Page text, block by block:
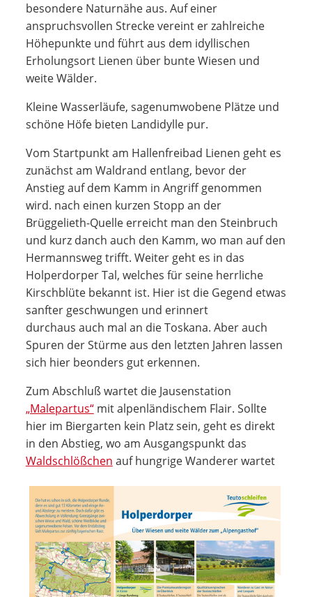
besondere Naturnähe aus. Auf einer
anspruchsvollen Strecke vereint er zahlreiche
Höhepunkte und führt aus dem idyllischen
Erholungsort Lienen über bunte Wiesen und
weite Wälder.
Kleine Wasserläufe, sagenumwobene Plätze und
schöne Höfe bieten Landidylle pur.
Vom Startpunkt am Hallenfreibad Lienen geht es
zunächst am Waldrand entlang, bevor der
Anstieg auf dem Kamm in Angriff genommen
wird. nach einen kurzen Stopp an der
Brüggelieth-Quelle erreicht man den Steinbruch
und kurz danch auch den Kamm, wo man auf den
Hermannsweg trifft. Weiter geht es in das
Holperdorper Tal, welches für seine herrliche
Kirschblüte bekannt ist. Hier ist die Gegend etwas
sanfter geschwungen und erinnert
durchaus auch mal an die Toskana. Aber auch
Spuren der Stürme aus den letzten Jahren lassen
sich hier beonders gut erkennen.
Zum Abschluß wartet die Jausenstation
„Malepartus“mit alpenländischem Flair. Sollte
hier im Biergarten kein Platz sein, geht es direkt
in den Abstieg, wo am Ausgangspunkt das
Waldschlößchen auf hungrige Wanderer wartet